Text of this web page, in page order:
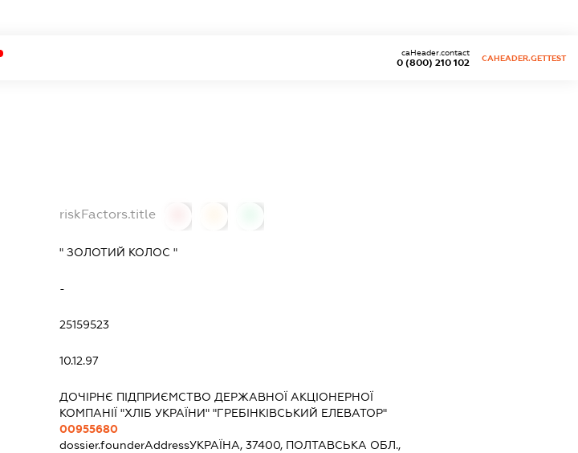
0 (800) 210 102
caHeader.contact
CAHEADER.GETTEST
riskFactors.title
" ЗОЛОТИЙ КОЛОС "
-
25159523
10.12.97
ДОЧІРНЄ ПІДПРИЄМСТВО ДЕРЖАВНОЇ АКЦІОНЕРНОЇ
КОМПАНІЇ "ХЛІБ УКРАЇНИ" "ГРЕБІНКІВСЬКИЙ ЕЛЕВАТОР"
00955680
dossier.founderAddressУКРАЇНА, 37400, ПОЛТАВСЬКА ОБЛ.,